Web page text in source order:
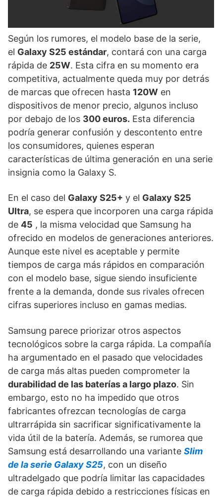
Según los rumores, el modelo base de la serie,
el Galaxy S25 estándar, contará con una carga
rápida de 25W. Esta cifra en su momento era
competitiva, actualmente queda muy por detrás
de marcas que ofrecen hasta 120W en
dispositivos de menor precio, algunos incluso
por debajo de los 300 euros. Esta diferencia
podría generar confusión y descontento entre
los consumidores, quienes esperan
características de última generación en una serie
insignia como la Galaxy S.
En el caso del Galaxy S25+ y el Galaxy S25
Ultra, se espera que incorporen una carga rápida
de 45 , la misma velocidad que Samsung ha
ofrecido en modelos de generaciones anteriores.
Aunque este nivel es aceptable y permite
tiempos de carga más rápidos en comparación
con el modelo base, sigue siendo insuficiente
frente a la demanda, donde sus rivales ofrecen
cifras superiores incluso en gamas medias.
Samsung parece priorizar otros aspectos
tecnológicos sobre la carga rápida. La compañía
ha argumentado en el pasado que velocidades
de carga más altas pueden comprometer la
durabilidad de las baterías a largo plazo. Sin
embargo, esto no ha impedido que otros
fabricantes ofrezcan tecnologías de carga
ultrarrápida sin sacrificar significativamente la
vida útil de la batería. Además, se rumorea que
Samsung está desarrollando una variante Slim
de la serie Galaxy S25, con un diseño
ultradelgado que podría limitar las capacidades
de carga rápida debido a restricciones físicas en